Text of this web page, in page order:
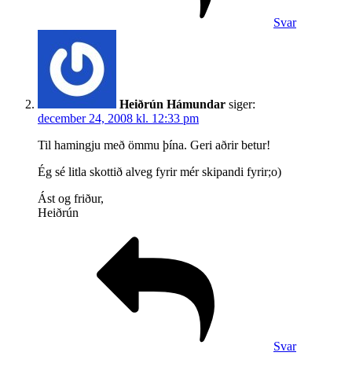
Svar
Heiðrún Hámundar siger:
december 24, 2008 kl. 12:33 pm
Til hamingju með ömmu þína. Geri aðrir betur!
Ég sé litla skottið alveg fyrir mér skipandi fyrir;o)
Ást og friður,
Heiðrún
Svar